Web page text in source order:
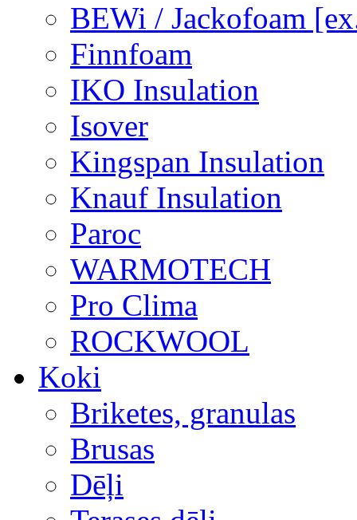
BEWi / Jackofoam
Finnfoam
IKO Insulation
Isover
Kingspan Insulation
Knauf Insulation
Paroc
WARMOTECH
Pro Clima
ROCKWOOL
Koki
Briketes, granulas
Brusas
Dēļi